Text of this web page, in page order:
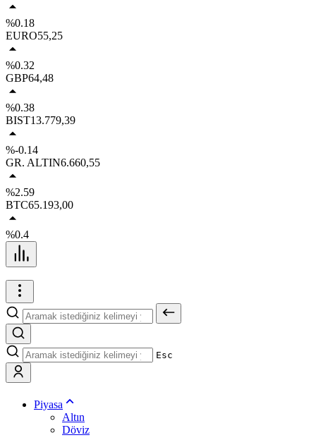
%0.18
EURO55,25
%0.32
GBP64,48
%0.38
BIST13.779,39
%-0.14
GR. ALTIN6.660,55
%2.59
BTC65.193,00
%0.4
Esc
Piyasa
Altın
Döviz